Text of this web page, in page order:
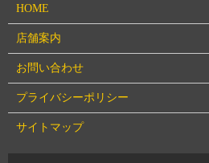
HOME
店舗案内
お問い合わせ
プライバシーポリシー
サイトマップ